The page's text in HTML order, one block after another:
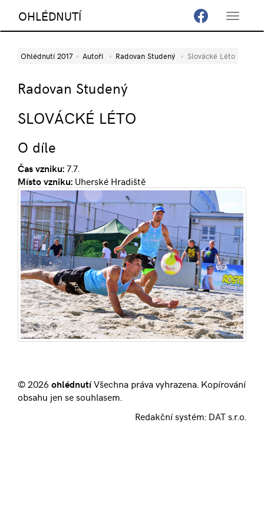
Toggle
OHLÉDNUTÍ
Ohlédnutí 2017 Autoři Radovan Studený Slovácké Léto
Radovan Studený
SLOVÁCKÉ LÉTO
O díle
Čas vzniku:7.7.
Místo vzniku: Uherské Hradiště
© 2026ohlédnutíVšechna práva vyhrazena. Kopírování
obsahu jen se souhlasem.
Redakční systém: DAT s.r.o.